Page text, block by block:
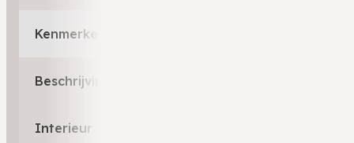
Kenmerken
Beschrijving
Interieur